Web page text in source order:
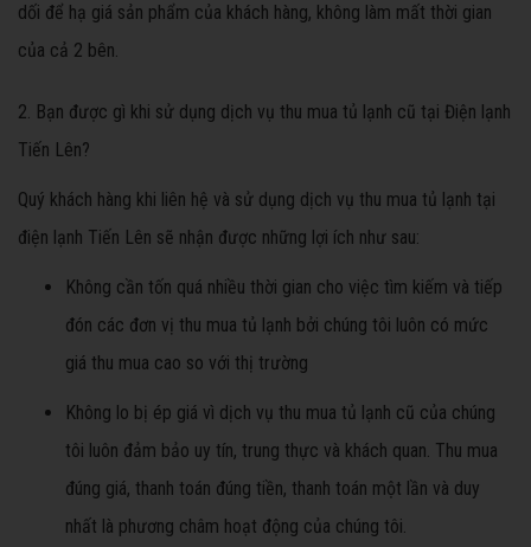
dối để hạ giá sản phẩm của khách hàng, không làm mất thời gian
của cả 2 bên.
2. Bạn được gì khi sử dụng dịch vụ thu mua tủ lạnh cũ tại Điện lạnh
Tiến Lên?
Quý khách hàng khi liên hệ và sử dụng dịch vụ thu mua tủ lạnh tại
điện lạnh Tiến Lên sẽ nhận được những lợi ích như sau:
Không cần tốn quá nhiều thời gian cho việc tìm kiếm và tiếp
đón các đơn vị thu mua tủ lạnh bởi chúng tôi luôn có mức
giá thu mua cao so với thị trường
Không lo bị ép giá vì dịch vụ thu mua tủ lạnh cũ của chúng
tôi luôn đảm bảo uy tín, trung thực và khách quan. Thu mua
đúng giá, thanh toán đúng tiền, thanh toán một lần và duy
nhất là phương châm hoạt động của chúng tôi.